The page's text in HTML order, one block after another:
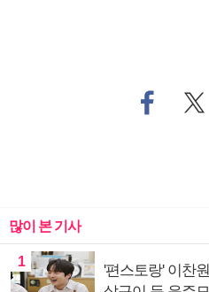
많이 본 기사
1
'편스토랑' 이찬